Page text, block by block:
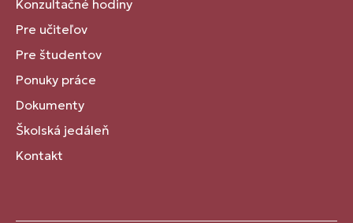
Konzultačné hodiny
Pre učiteľov
Pre študentov
Ponuky práce
Dokumenty
Školská jedáleň
Kontakt